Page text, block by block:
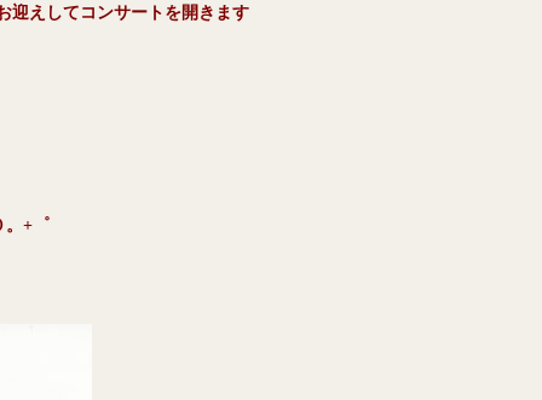
迎えしてコンサートを開きます
。+゜